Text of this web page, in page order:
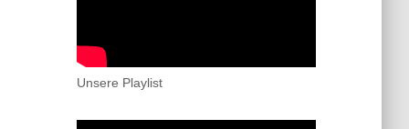
Unsere Playlist